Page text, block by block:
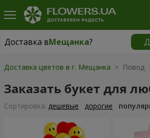
Доставка вМещанка?
Доставка вМещанка|
Доставка цветов в г. Мещанка > Повод
Заказать букет для
Cортировка: дешевые дорогие